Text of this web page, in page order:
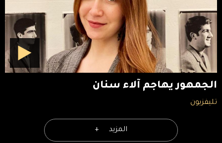
الجمهور يهاجم آلاء سنان
تليفزيون
المزيد